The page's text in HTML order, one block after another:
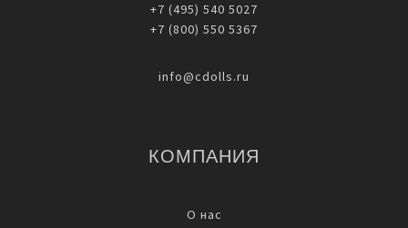
+7 (495) 540 5027
+7 (800) 550 5367
info@cdolls.ru
КОМПАНИЯ
О нас